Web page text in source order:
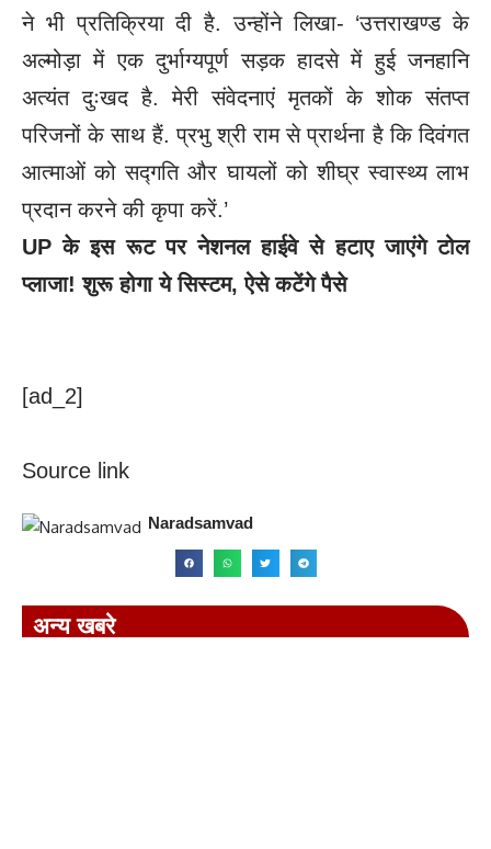
ने भी प्रतिक्रिया दी है. उन्होंने लिखा- ‘उत्तराखण्ड के
अल्मोड़ा में एक दुर्भाग्यपूर्ण सड़क हादसे में हुई जनहानि
अत्यंत दुःखद है. मेरी संवेदनाएं मृतकों के शोक संतप्त
परिजनों के साथ हैं. प्रभु श्री राम से प्रार्थना है कि दिवंगत
आत्माओं को सद्गति और घायलों को शीघ्र स्वास्थ्य लाभ
प्रदान करने की कृपा करें.’
UP के इस रूट पर नेशनल हाईवे से हटाए जाएंगे टोल
प्लाजा! शुरू होगा ये सिस्टम, ऐसे कटेंगे पैसे
[ad_2]
Source link
Naradsamvad
अन्य खबरे